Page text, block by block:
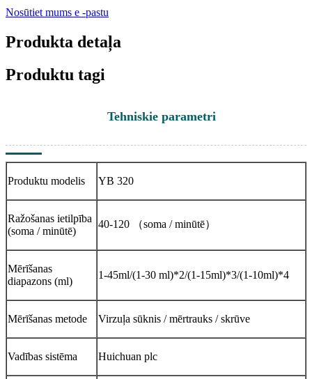
Nosūtiet mums e -pastu
Produkta detaļa
Produktu tagi
Tehniskie parametri
Produktu modelis YB 320
Ražošanas ietilpība
(soma / minūtē)
40-120 （soma / minūtē）
Mērīšanas
diapazons (ml)
1-45ml/(1-30 ml)*2/(1-15ml)*3/(1-10ml)*4
Mērīšanas metode Virzuļa sūknis / mērtrauks / skrūve
Vadības sistēma Huichuan plc